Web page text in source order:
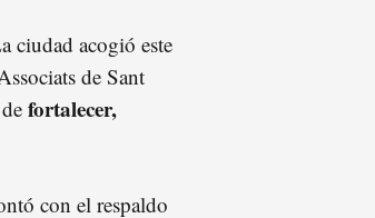
ciudad acogió este
de Sant
fortalecer,
con el respaldo